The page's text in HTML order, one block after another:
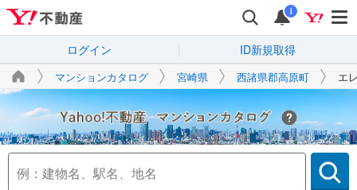
i
ログイン ID新規取得
マンションカタログ 宮崎県 西諸県郡高原町 エ
Yahoo!不動産